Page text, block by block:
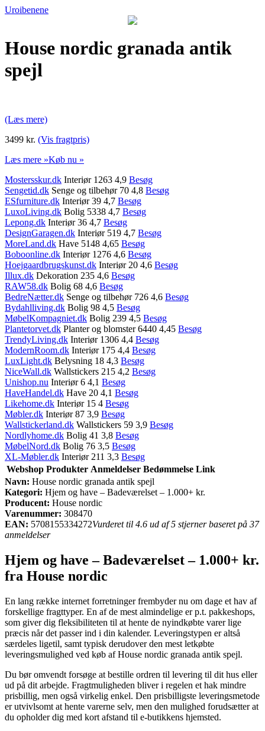
Uroibenene
House nordic granada antik
spejl
(Læs mere)
3499 kr. (Vis fragtpris)
Læs mere »Køb nu »
Mostersskur.dk Interiør 1263 4,9 Besøg
Sengetid.dk Senge og tilbehør 70 4,8 Besøg
ESfurniture.dk Interiør 39 4,7 Besøg
LuxoLiving.dk Bolig 5338 4,7 Besøg
Lepong.dk Interiør 36 4,7 Besøg
DesignGaragen.dk Interiør 519 4,7 Besøg
MoreLand.dk Have 5148 4,65 Besøg
Boboonline.dk Interiør 1276 4,6 Besøg
Hoejgaardbrugskunst.dk Interiør 20 4,6 Besøg
Illux.dk Dekoration 235 4,6 Besøg
RAW58.dk Bolig 68 4,6 Besøg
BedreNætter.dk Senge og tilbehør 726 4,6 Besøg
Bydahlliving.dk Bolig 98 4,5 Besøg
MøbelKompagniet.dk Bolig 239 4,5 Besøg
Plantetorvet.dk Planter og blomster 6440 4,45 Besøg
TrendyLiving.dk Interiør 1306 4,4 Besøg
ModernRoom.dk Interiør 175 4,4 Besøg
LuxLight.dk Belysning 18 4,3 Besøg
NiceWall.dk Wallstickers 215 4,2 Besøg
Unishop.nu Interiør 6 4,1 Besøg
HaveHandel.dk Have 20 4,1 Besøg
Likehome.dk Interiør 15 4 Besøg
Møbler.dk Interiør 87 3,9 Besøg
Wallstickerland.dk Wallstickers 59 3,9 Besøg
Nordlyhome.dk Bolig 41 3,8 Besøg
MøbelNord.dk Bolig 76 3,5 Besøg
XL-Møbler.dk Interiør 211 3,3 Besøg
Webshop Produkter Anmeldelser Bedømmelse Link
Navn: House nordic granada antik spejl
Kategori: Hjem og have – Badeværelset – 1.000+ kr.
Producent: House nordic
Varenummer: 308470
EAN: 5708155334272Vurderet til 4.6 ud af 5 stjerner baseret på 37
anmeldelser
Hjem og have – Badeværelset – 1.000+ kr.
fra House nordic
En lang række internet forretninger frembyder nu om dage et hav af
forskellige fragttyper. En af de mest almindelige er p.t. pakkeshops,
som giver dig fleksibiliteten til at hente de nyindkøbte varer lige
præcis når det passer ind i din kalender. Leveringstypen er altså
særdeles ligetil, samt typisk derudover den mest letkøbte
leveringsmulighed ved køb af House nordic granada antik spejl.
Du bør omvendt forsøge at bestille ordren til levering til dit hus eller
ud på dit arbejde. Fragtmuligheden bliver i regelen et hak mindre
prisbillig, men også virkelig enkel. Den prisbilligste leveringsmetode
er utvivlsomt at hente varerne selv, men den mulighed forudsætter at
du opholder dig med kort afstand til e-butikkens hjemsted.